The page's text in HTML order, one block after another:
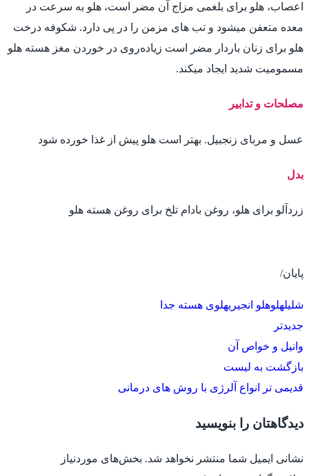
اعصاب، هلو برای بلغمی مزاج آن مضر است، هلو به سرعت در
معده متعفن میشود و تب های مزمن را در پی دارد. شکوفه درخت
هلو برای زنان باردار مضر است زیاده‌روی در خوردن مغز هسته هلو
مسمومیت شدید ایجاد میکند.
مصلحات و تدابیر
عسل و مربای زنجبیل. بهتر است هلو پیش از غذا خورده شود
بدل
زردآلو برای هلو، روغن بادام تلخ برای روغن هسته هلو
پایان/
شلیلهلوهلو انجیریهلوی هسته جدا
جدیدتر
وانیل و خواص آن
بازگشت به لیست
قدیمی تر
انواع آلرژی با روش های درمانی
دیدگاهتان را بنویسید
نشانی ایمیل شما منتشر نخواهد شد. بخش‌های موردنیاز